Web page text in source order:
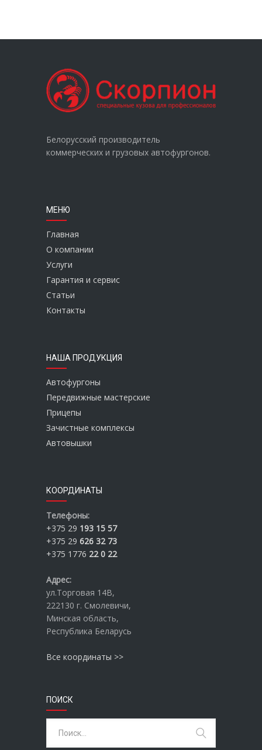
Белорусский производитель
коммерческих и грузовых автофургонов.
МЕНЮ
Главная
О компании
Услуги
Гарантия и сервис
Статьи
Контакты
НАША ПРОДУКЦИЯ
Автофургоны
Передвижные мастерские
Прицепы
Зачистные комплексы
Автовышки
КООРДИНАТЫ
Телефоны:
+375 29 193 15 57
+375 29 626 32 73
+375 1776 22 0 22
Адрес:
ул.Торговая 14В,
222130 г. Смолевичи,
Минская область,
Республика Беларусь
Все координаты >>
ПОИСК